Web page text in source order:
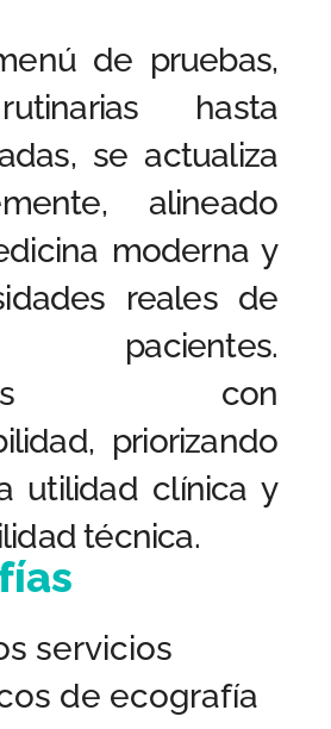
de pruebas,
hasta
se actualiza
alineado
moderna y
reales de
pacientes.
con
priorizando
utilidad clínica y
técnica.
servicios
de ecografía